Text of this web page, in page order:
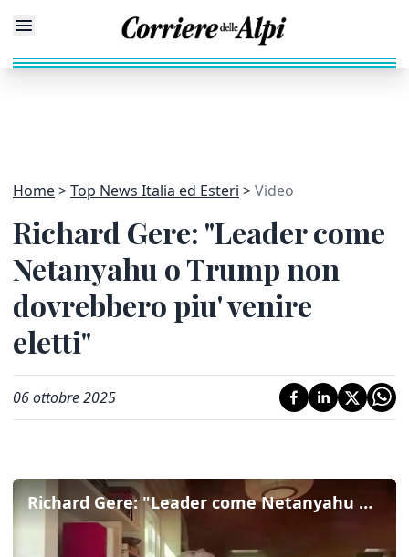
Home Top News Italia ed Esteri Video
Richard Gere: "Leader come
Netanyahu o Trump non
dovrebbero piu' venire
eletti"
06 ottobre 2025
Richard Gere: "Leader come Netanyahu o Trump non dovrebbero piu' venire eletti"